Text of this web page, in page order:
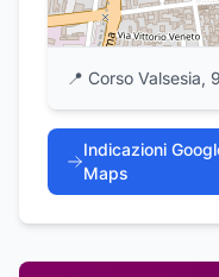
📍 Corso Valsesia,
Indicazioni
Maps